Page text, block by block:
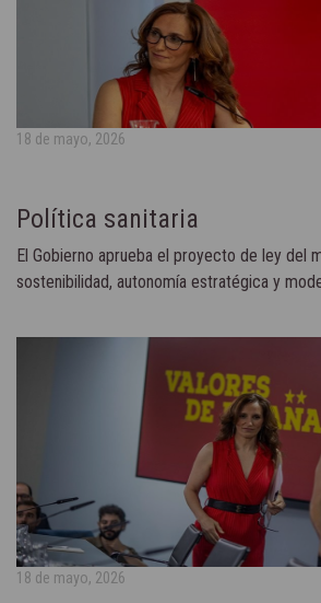
18 de mayo, 2026
Política sanitaria
El Gobierno aprueba el proyecto de ley del
sostenibilidad, autonomía estratégica y
18 de mayo, 2026